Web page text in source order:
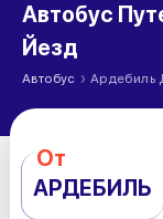
Автобус
Йезд
Автобус › Ардебиль
От
АРДЕБИЛЬ